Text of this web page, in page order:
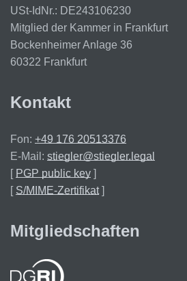
USt-IdNr.: DE243106230
Mitglied der Kammer in Frankfurt
Bockenheimer Anlage 36
60322 Frankfurt
Kontakt
Fon: +49 176 20513376
E-Mail: stiegler@stiegler.legal
[ PGP public key ]
[ S/MIME-Zertifikat]
Mitgliedschaften